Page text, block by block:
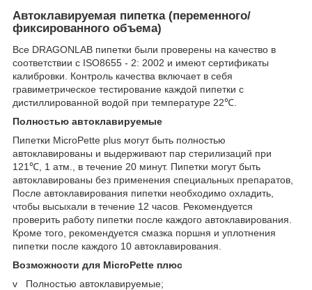
Автоклавируемая пипетка (переменного/
фиксированного объема)
Все DRAGONLAB пипетки были проверены на качество в
соответствии с ISO8655 - 2: 2002 и имеют сертификаты
калибровки. Контроль качества включает в себя
гравиметрическое тестирование каждой пипетки с
дистиллированной водой при температуре 22℃.
Полностью автоклавируемые
Пипетки MicroPette plus могут быть полностью
автоклавированы и выдерживают пар стерилизаций при
121℃, 1 атм., в течение 20 минут. Пипетки могут быть
автоклавированы без применения специальных препаратов,
После автоклавирования пипетки необходимо охладить,
чтобы высыхали в течение 12 часов. Рекомендуется
проверить работу пипетки после каждого автоклавирования.
Кроме того, рекомендуется смазка поршня и уплотнения
пипетки после каждого 10 автоклавирования.
Возможности для MicroPette плюс
v Полностью автоклавируемые;